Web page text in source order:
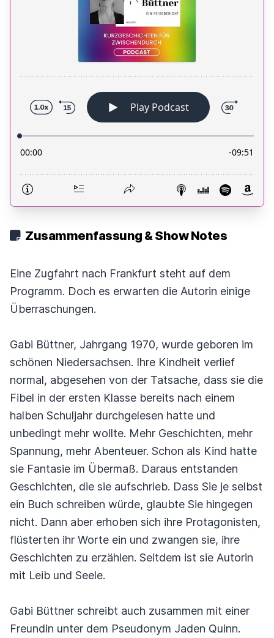
Zusammenfassung & Show Notes
Eine Zugfahrt nach Frankfurt steht auf dem
Programm. Doch es erwarten die Autorin einige
Überraschungen.
Gabi Büttner, Jahrgang 1970, wurde geboren im
schönen Niedersachsen. Ihre Kindheit verlief
normal, abgesehen von der Tatsache, dass sie die
Fibel in der ersten Klasse bereits nach einem
halben Schuljahr durchgelesen hatte und
unbedingt mehr wollte. Mehr Geschichten, mehr
Spannung, mehr Abenteuer. Schon als Kind hatte
sie Fantasie im Übermaß. Daraus entstanden
Geschichten, die sie aufschrieb. Dass Sie je selbst
ein Buch schreiben würde, glaubte Sie hingegen
nicht. Dann aber erhoben sich ihre Protagonisten,
flüsterten ihr Worte ein und zwangen sie, ihre
Geschichten zu erzählen. Seitdem ist sie Autorin
mit Leib und Seele.
Gabi Büttner schreibt auch zusammen mit einer
Freundin unter dem Pseudonym Jaden Quinn.